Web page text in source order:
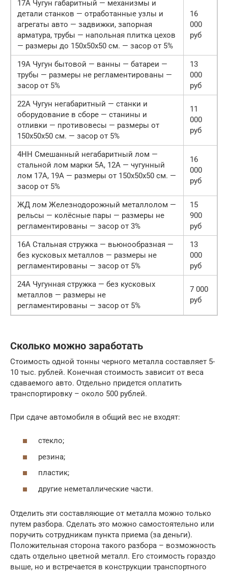
17А Чугун габаритный — механизмы и
детали станков — отработанные узлы и
агрегаты авто — задвижки, запорная
арматура, трубы — напольная плитка цехов
— размеры до 150х50х50 см. — засор от 5%
16
000
руб
19А Чугун бытовой — ванны — батареи —
трубы — размеры не регламентированы —
засор от 5%
13
000
руб
22А Чугун негабаритный — станки и
оборудование в сборе — станины и
отливки — противовесы — размеры от
150х50х50 см. — засор от 5%
11
000
руб
4НН Смешанный негабаритный лом —
стальной лом марки 5А, 12А — чугунный
лом 17А, 19А — размеры от 150х50х50 см. —
засор от 5%
16
000
руб
ЖД лом Железнодорожный металлолом —
рельсы — колёсные пары — размеры не
регламентированы — засор от 3%
15
900
руб
16А Стальная стружка — вьюнообразная —
без кусковых металлов — размеры не
регламентированы — засор от 5%
13
000
руб
24А Чугунная стружка — без кусковых
металлов — размеры не
регламентированы — засор от 5%
7 000
руб
Сколько можно заработать
Стоимость одной тонны черного металла составляет 5-
10 тыс. рублей. Конечная стоимость зависит от веса
сдаваемого авто. Отдельно придется оплатить
транспортировку – около 500 рублей.
При сдаче автомобиля в общий вес не входят:
стекло;
резина;
пластик;
другие неметаллические части.
Отделить эти составляющие от металла можно только
путем разбора. Сделать это можно самостоятельно или
поручить сотрудникам пункта приема (за деньги).
Положительная сторона такого разбора – возможность
сдать отдельно цветной металл. Его стоимость гораздо
выше, но и встречается в конструкции транспортного